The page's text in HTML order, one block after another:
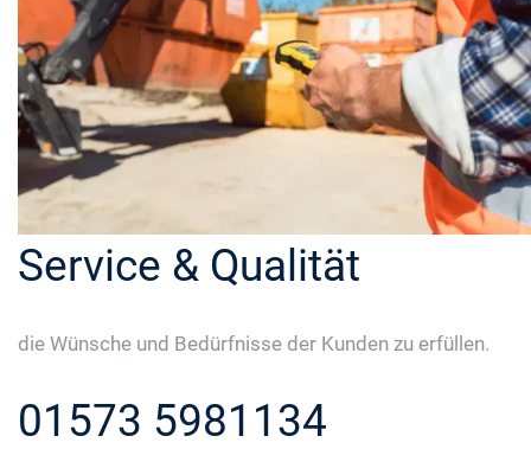
Service & Qualität
die Wünsche und Bedürfnisse der Kunden zu erfüllen.
01573 5981134